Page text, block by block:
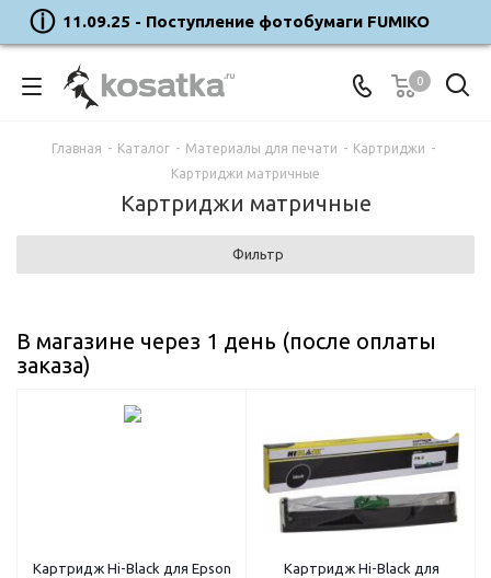
11.09.25 - Поступление фотобумаги FUMIKO
0
Главная - Каталог - Материалы для печати - Картриджи -
Картриджи матричные
Картриджи матричные
Фильтр
В магазине через 1 день (после оплаты
заказа)
Картридж Hi-Black для Epson
Картридж Hi-Black для